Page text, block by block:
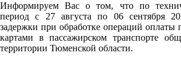
Информируем Вас о том, что по
период с 27 августа по 06 сентября
задержки при обработке операций оплаты
картами в пассажирском транспорте
территории Тюменской области.